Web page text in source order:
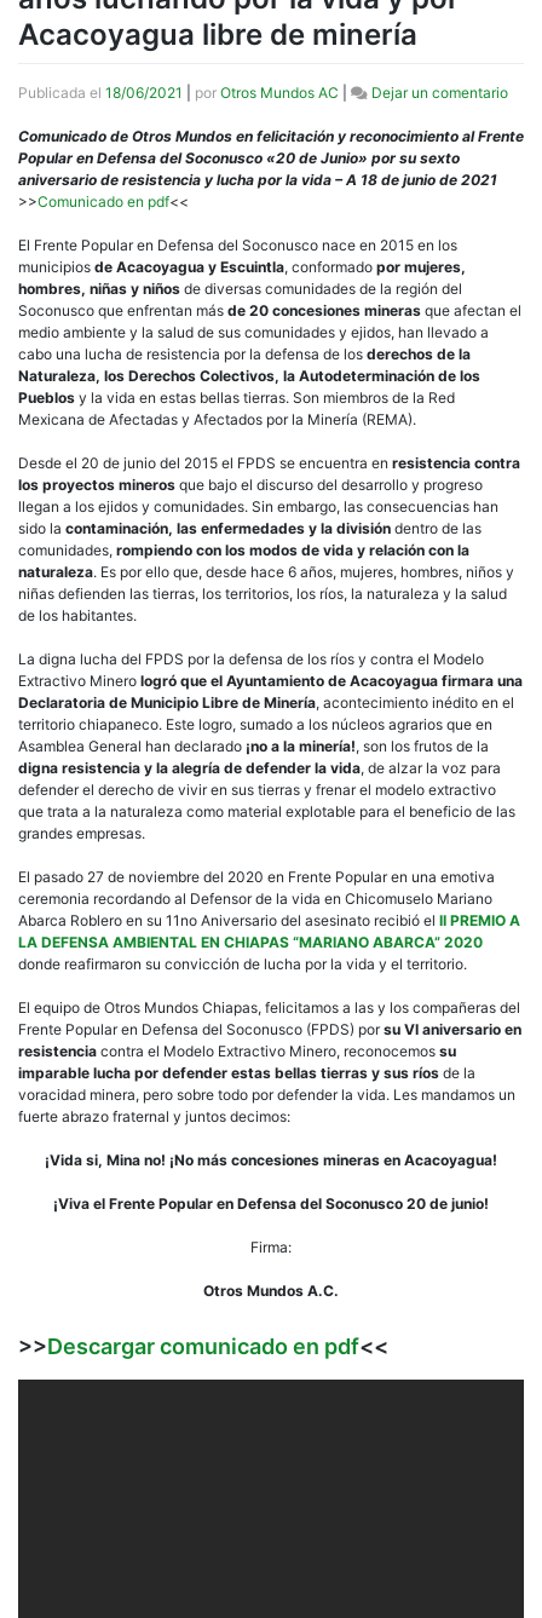
Acacoyagua libre de minería
Publicada el 18/06/2021 por Otros Mundos AC Dejar un comentarioen
y
Comunicado de Otros Mundos en felicitación y reconocimiento al Frente
Popular en Defensa del Soconusco «20 de Junio» por su sexto
aniversario de resistencia y lucha por la vida – A 18 de junio de 2021
>>Comunicado en pdf<<
El Frente Popular en Defensa del Soconusco nace en 2015 en los
municipios de Acacoyagua y Escuintla, conformado por mujeres,
hombres, niñas y niños de diversas comunidades de la región del
Soconusco que enfrentan más de 20 concesiones mineras que afectan el
medio ambiente y la salud de sus comunidades y ejidos, han llevado a
cabo una lucha de resistencia por la defensa de los derechos de la
Naturaleza, los Derechos Colectivos, la Autodeterminación de los
Pueblos y la vida en estas bellas tierras. Son miembros de la Red
Mexicana de Afectadas y Afectados por la Minería (REMA).
Desde el 20 de junio del 2015 el FPDS se encuentra en resistencia contra
los proyectos mineros que bajo el discurso del desarrollo y progreso
llegan a los ejidos y comunidades. Sin embargo, las consecuencias han
sido la contaminación, las enfermedades y la división dentro de las
comunidades, rompiendo con los modos de vida y relación con la
naturaleza. Es por ello que, desde hace 6 años, mujeres, hombres, niños y
niñas defienden las tierras, los territorios, los ríos, la naturaleza y la salud
de los habitantes.
La digna lucha del FPDS por la defensa de los ríos y contra el Modelo
Extractivo Minero logró que el Ayuntamiento de Acacoyagua firmara una
Declaratoria de Municipio Libre de Minería, acontecimiento inédito en el
territorio chiapaneco. Este logro, sumado a los núcleos agrarios que en
Asamblea General han declarado ¡no a la minería!, son los frutos de la
digna resistencia y la alegría de defender la vida, de alzar la voz para
defender el derecho de vivir en sus tierras y frenar el modelo extractivo
que trata a la naturaleza como material explotable para el beneficio de las
grandes empresas.
El pasado 27 de noviembre del 2020 en Frente Popular en una emotiva
ceremonia recordando al Defensor de la vida en Chicomuselo Mariano
Abarca Roblero en su 11no Aniversario del asesinato recibió el II PREMIO A
LA DEFENSA AMBIENTAL EN CHIAPAS “MARIANO ABARCA” 2020
donde reafirmaron su convicción de lucha por la vida y el territorio.
El equipo de Otros Mundos Chiapas, felicitamos a las y los compañeras del
Frente Popular en Defensa del Soconusco (FPDS) porsu VI aniversario en
resistencia contra el Modelo Extractivo Minero, reconocemos su
imparable lucha por defender estas bellas tierras y sus ríos de la
voracidad minera, pero sobre todo por defender la vida. Les mandamos un
fuerte abrazo fraternal y juntos decimos:
¡Vida si, Mina no! ¡No más concesiones mineras en Acacoyagua!
¡Viva el Frente Popular en Defensa del Soconusco 20 de junio!
Firma:
Otros Mundos A.C.
>>Descargar comunicado en pdf<<